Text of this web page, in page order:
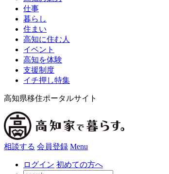
仕事
暮らし
住まい
高知に住む人
イベント
高知を体験
支援制度
イチ押し特集
高知県移住ポータルサイト
相談する 会員登録 Menu
ログイン 初めての方へ